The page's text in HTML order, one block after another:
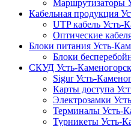
Маршрутизаторы
Кабельная продукция
UTP кабель Усть-
Оптические
Блоки питания Усть-
Блоки
СКУД Усть-Каменогорск
Sigur Усть-
Карты доступа
Электрозамки
Терминалы Усть-
Турникеты Усть-